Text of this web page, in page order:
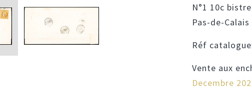
N°1 10c
Pas-de-
Réf
Vente aux
Decembre